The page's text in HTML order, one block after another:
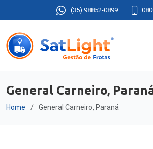
(35) 98852-0899
General Carneiro,
Home General Carneiro, Paraná